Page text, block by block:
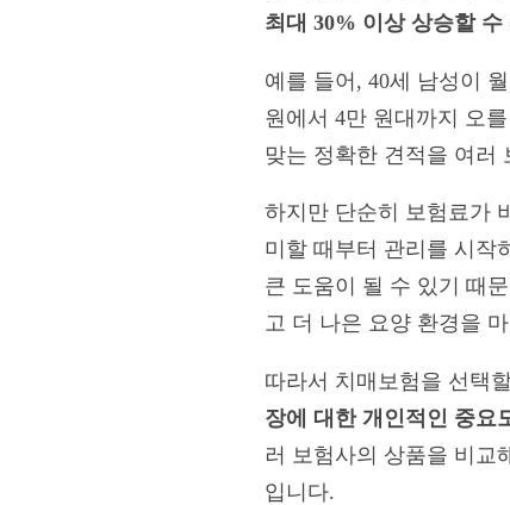
최대 30% 이상 상승할 수
예를 들어, 40세 남성이
원에서 4만 원대까지 오
맞는 정확한 견적을 여러
하지만 단순히 보험료가
미할 때부터 관리를 시작
큰 도움이 될 수 있기 때
고 더 나은 요양 환경을
따라서 치매보험을 선택
장에 대한 개인적인 중요
러 보험사의 상품을 비교
입니다.